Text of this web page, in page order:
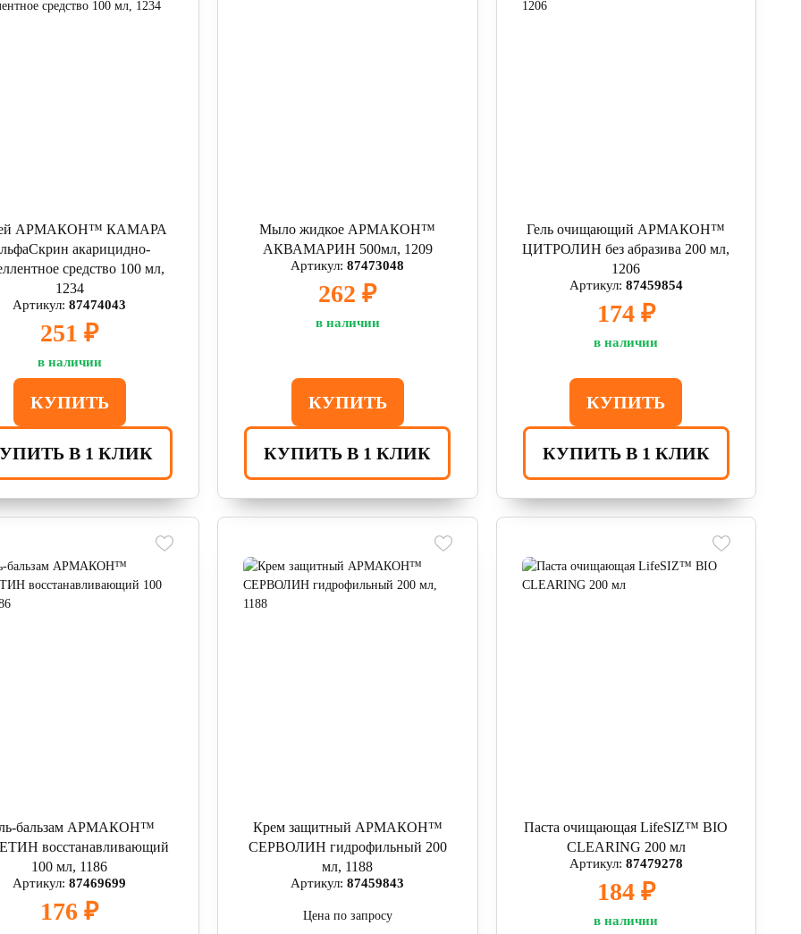
АРМАКОН™ КАМАРА
акарицидно-
средство 100 мл,
1234
Артикул:87474043
251 ₽
в наличии
КУПИТЬ
В 1 КЛИК
Мыло жидкое АРМАКОН™
АКВАМАРИН 500мл, 1209
Артикул:87473048
262 ₽
в наличии
КУПИТЬ
КУПИТЬ В 1 КЛИК
Гель очищающий АРМАКОН™
ЦИТРОЛИН без абразива 200 мл,
1206
Артикул: 87459854
174 ₽
в наличии
КУПИТЬ
КУПИТЬ В 1 КЛИК
бальзам АРМАКОН™
восстанавливающий
100 мл, 1186
Артикул:87469699
176 ₽
Крем защитный АРМАКОН™
СЕРВОЛИН гидрофильный 200
мл, 1188
Артикул:87459843
Цена по запросу
Паста очищающая LifeSIZ™ BIO
CLEARING 200 мл
Артикул: 87479278
184 ₽
в наличии